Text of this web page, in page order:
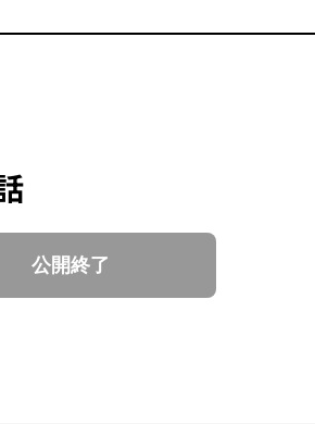
公開終了